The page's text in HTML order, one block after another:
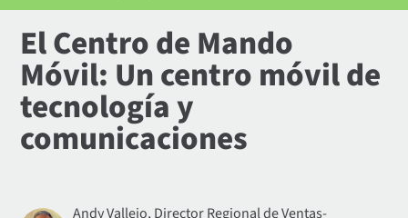
El Centro de Mando
Móvil: Un centro móvil de
tecnología y
comunicaciones
Andy Vallejo, Director Regional de Ventas-